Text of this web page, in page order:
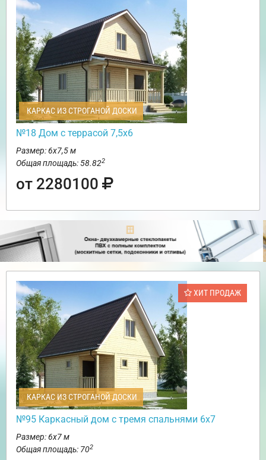
КАРКАС ИЗ СТРОГАНОЙ ДОСКИ
№18 Дом с террасой 7,5х6
Размер: 6х7,5 м
Общая площадь: 58.822
от 2280100
ХИТ ПРОДАЖ
КАРКАС ИЗ СТРОГАНОЙ ДОСКИ
№95 Каркасный дом с тремя спальнями 6х7
Размер: 6х7 м
Общая площадь: 702